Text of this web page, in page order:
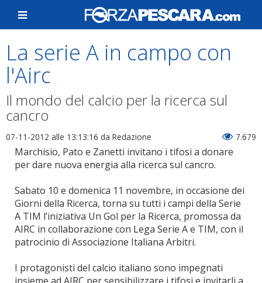
La serie A in campo con
l'Airc
Il mondo del calcio per la ricerca sul
cancro
07-11-2012 alle 13:13:16 da Redazione 7.679
Marchisio, Pato e Zanetti invitano i tifosi a donare
per dare nuova energia alla ricerca sul cancro.
Sabato 10 e domenica 11 novembre, in occasione dei
Giorni della Ricerca, torna su tutti i campi della Serie
A TIM l’iniziativa Un Gol per la Ricerca, promossa da
AIRC in collaborazione con Lega Serie A e TIM, con il
patrocinio di Associazione Italiana Arbitri.
I protagonisti del calcio italiano sono impegnati